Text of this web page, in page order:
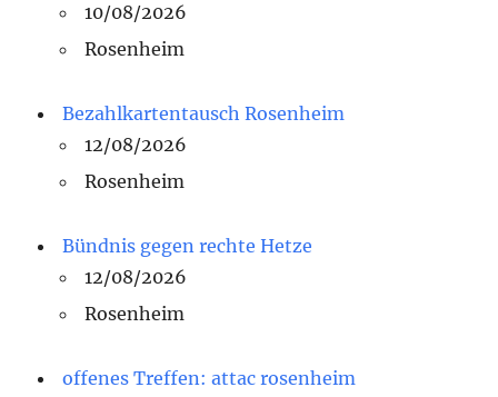
10/08/2026
Rosenheim
Bezahlkartentausch Rosenheim
12/08/2026
Rosenheim
Bündnis gegen rechte Hetze
12/08/2026
Rosenheim
offenes Treffen: attac rosenheim